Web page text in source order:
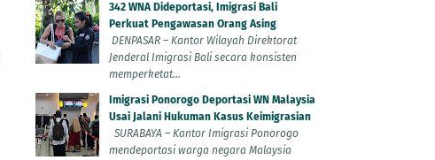
342 WNA Dideportasi, Imigrasi Bali
Perkuat Pengawasan Orang Asing
DENPASAR – Kantor Wilayah Direktorat
Jenderal Imigrasi Bali secara konsisten
memperketat...
Imigrasi Ponorogo Deportasi WN Malaysia
Usai Jalani Hukuman Kasus Keimigrasian
SURABAYA – Kantor Imigrasi Ponorogo
mendeportasi warga negara Malaysia